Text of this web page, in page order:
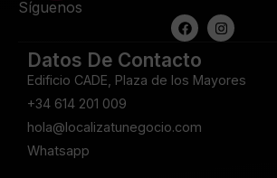
Síguenos
Datos De Contacto
Edificio CADE, Plaza de los Mayores
+34 614 201 009
hola@localizatunegocio.com
Whatsapp